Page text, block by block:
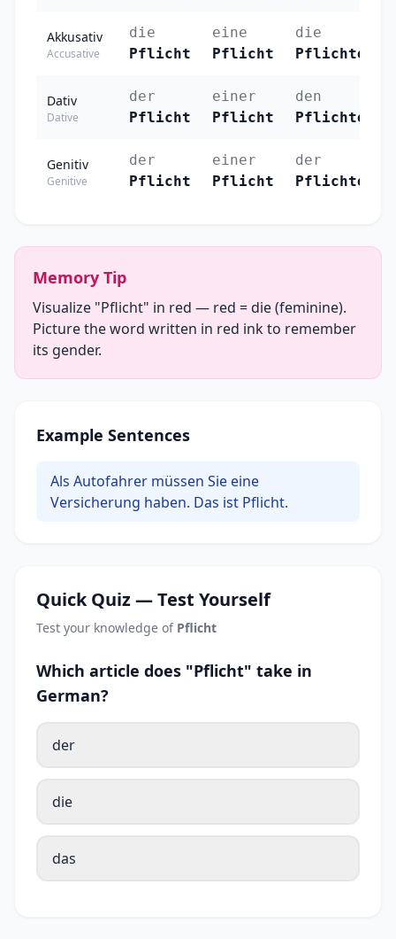
Akkusativ
Accusative
die
Pflicht
eine
Pflicht
die
Pflichten
Dativ
Dative
der
Pflicht
einer
Pflicht
den
Pflichten
Genitiv
Genitive
der
Pflicht
einer
Pflicht
der
Pflichten
Memory Tip
Visualize "Pflicht" in red — red = die (feminine).
Picture the word written in red ink to remember
its gender.
Example Sentences
Als Autofahrer müssen Sie eine
Versicherung haben. Das ist Pflicht.
Quick Quiz — Test Yourself
Test your knowledge of Pflicht
Which article does "Pflicht" take in
German?
der
die
das